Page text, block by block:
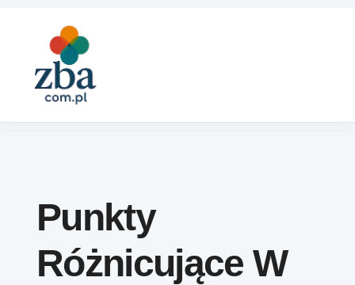
Punkty
Różnicujące W